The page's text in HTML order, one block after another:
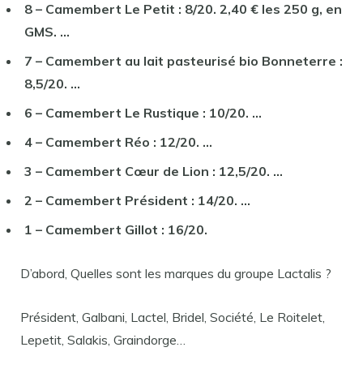
8 – Camembert Le Petit : 8/20. 2,40 € les 250 g, en
GMS. …
7 – Camembert au lait pasteurisé bio Bonneterre :
8,5/20. …
6 – Camembert Le Rustique : 10/20. …
4 – Camembert Réo : 12/20. …
3 – Camembert Cœur de Lion : 12,5/20. …
2 – Camembert Président : 14/20. …
1 – Camembert Gillot : 16/20.
D’abord, Quelles sont les marques du groupe Lactalis ?
Président, Galbani, Lactel, Bridel, Société, Le Roitelet,
Lepetit, Salakis, Graindorge…